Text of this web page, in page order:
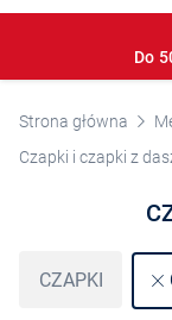
Do
Strona główna
Czapki i czapki z
CZAPKI